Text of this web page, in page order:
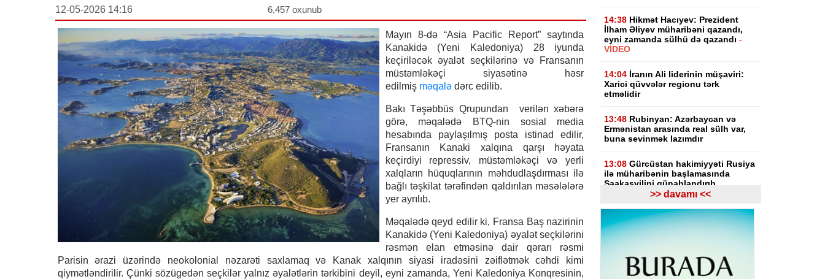
12-05-2026 14:16 6,457 oxunub
Mayın 8-də “Asia Pacific Report” saytında
Kanakidə (Yeni Kaledoniya) 28 iyunda
keçiriləcək əyalət seçkilərinə və Fransanın
müstəmləkəçi siyasətinə həsr
edilmiş məqalədərc edilib.
Bakı Təşəbbüs Qrupundan verilən xəbərə
görə, məqalədə BTQ-nin sosial media
hesabında paylaşılmış posta istinad edilir,
Fransanın Kanaki xalqına qarşı həyata
keçirdiyi repressiv, müstəmləkəçi və yerli
xalqların hüquqlarının məhdudlaşdırması ilə
bağlı təşkilat tərəfindən qaldırılan məsələlərə
yer ayrılıb.
Məqalədə qeyd edilir ki, Fransa Baş nazirinin
Kanakidə (Yeni Kaledoniya) əyalət seçkilərini
rəsmən elan etməsinə dair qərarı rəsmi
Parisin ərazi üzərində neokolonial nəzarəti saxlamaq və Kanak xalqının siyasi iradəsini zəiflətmək cəhdi kimi
qiymətləndirilir. Çünki sözügedən seçkilər yalnız əyalətlərin tərkibini deyil, eyni zamanda, Yeni Kaledoniya Konqresinin,
14:38 Hikmət Hacıyev: Prezident
İlham Əliyev müharibəni qazandı,
eyni zamanda sülhü də qazandı-
VİDEO
14:04 İranın Ali liderinin müşaviri:
Xarici qüvvələr regionu tərk
etməlidir
13:48 Rubinyan: Azərbaycan və
Ermənistan arasında real sülh var,
buna sevinmək lazımdır
13:08 Gürcüstan hakimiyyəti Rusiya
ilə müharibənin başlamasında
Saakaşvilini günahlandırıb
12:47 Ermənistanın Baş naziri Nikol
Paşinyan Azərbaycan Prezidenti
İlham Əliyevə zəng edib
dərəcə isti olacaq
>> davamı <<